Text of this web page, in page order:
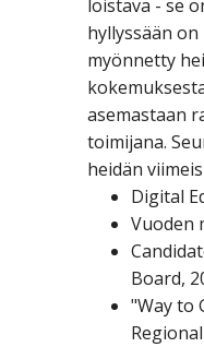
loistava - se
hyllyssään
myönnetty
asemastaan
toimijana.
heidän
Digital
Vuoden
Board,
"Way to